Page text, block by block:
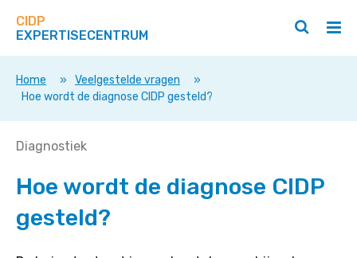
direct
op
deze
CIDP
EXPERTISECENTRUM
/
Zoeken
/
Home » Veelgestelde vragen
»
Hoe wordt de diagnose CIDP gesteld?
Hoe
de
CIDP
Diagnostiek
Hoe wordt de diagnose CIDP
gesteld?